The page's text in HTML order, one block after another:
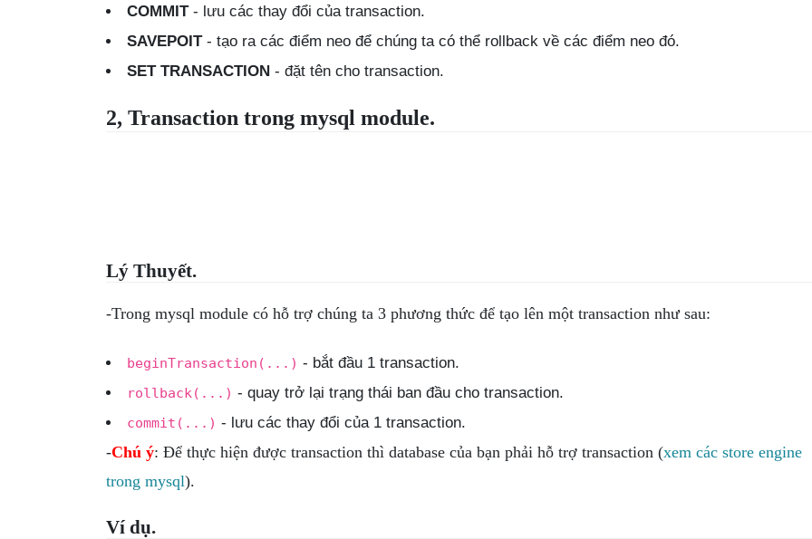
COMMIT- lưu các thay đổi của transaction.
SAVEPOIT- tạo ra các điểm neo để chúng ta có thể rollback về các điểm neo đó.
SET TRANSACTION- đặt tên cho transaction.
2, Transaction trong mysql module.
Lý Thuyết.
-Trong mysql module có hỗ trợ chúng ta 3 phương thức để tạo lên một transaction như sau:
beginTransaction(...) - bắt đầu 1 transaction.
rollback(...) - quay trở lại trạng thái ban đầu cho transaction.
commit(...) - lưu các thay đổi của 1 transaction.
-Chú ý: Để thực hiện được transaction thì database của bạn phải hỗ trợ transaction (xem các store engine
trong mysql).
Ví dụ.